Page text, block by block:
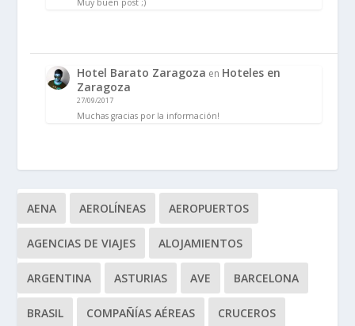
Muy buen post ;)
Hotel Barato Zaragoza en Hoteles en
Zaragoza
27/09/2017
Muchas gracias por la información!
AENA AEROLÍNEAS AEROPUERTOS
AGENCIAS DE VIAJES ALOJAMIENTOS
ARGENTINA ASTURIAS AVE BARCELONA
BRASIL COMPAÑÍAS AÉREAS CRUCEROS